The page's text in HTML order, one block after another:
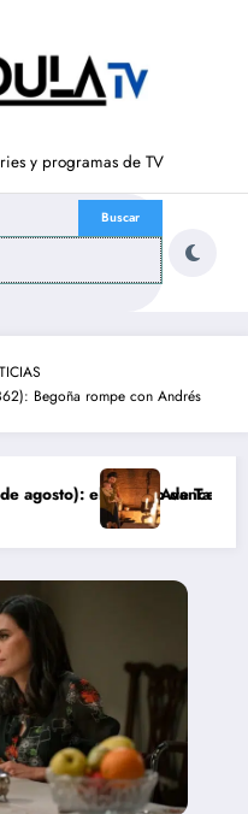
y programas de TV
Begoña rompe con Andrés
secreto de Tasio sale a la luz
Avance VALLE